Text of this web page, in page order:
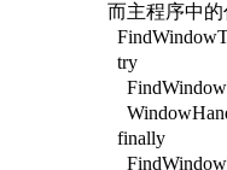
而主程序中的
try
finally